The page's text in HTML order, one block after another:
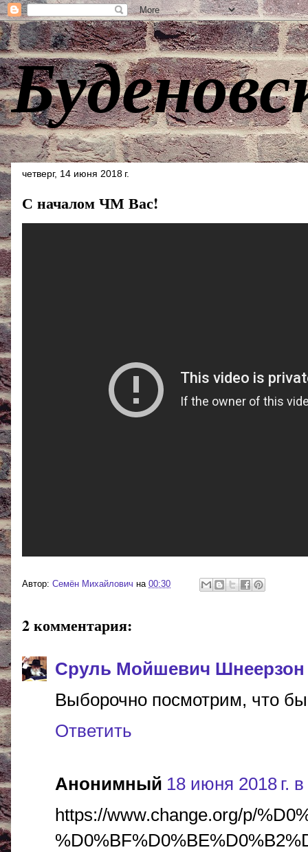
четверг, 14 июня 2018 г.
С началом ЧМ Вас!
Автор: Cемён Михайлович на 00:30
2 комментария:
Сруль Мойшевич Шнеерзон
Выборочно посмотрим, что
Ответить
Анонимный 18 июня 2018 г.
https://www.change.org/p/